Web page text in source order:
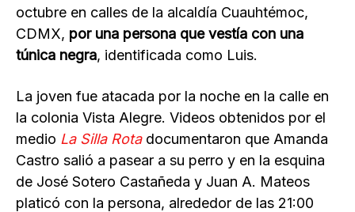
octubre en calles de la alcaldía Cuauhtémoc,
CDMX, por una persona que vestía con una
túnica negra, identificada como Luis.
La joven fue atacada por la noche en la calle en
la colonia Vista Alegre. Videos obtenidos por el
medio La Silla Rotadocumentaron que Amanda
Castro salió a pasear a su perro y en la esquina
de José Sotero Castañeda y Juan A. Mateos
platicó con la persona, alrededor de las 21:00